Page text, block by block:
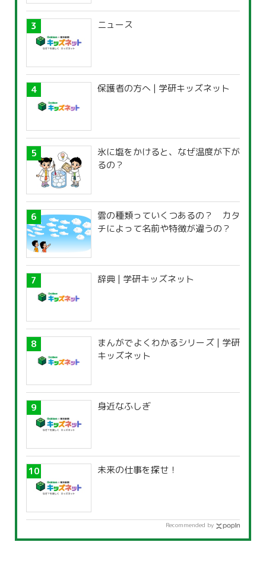
ニュース
保護者の方へ | 学研キッズネット
氷に塩をかけると、なぜ温度が下が
るの？
雲の種類っていくつあるの？ カタ
チによって名前や特徴が違うの？
辞典 | 学研キッズネット
まんがでよくわかるシリーズ | 学研
キッズネット
身近なふしぎ
未来の仕事を探せ！
Recommended by